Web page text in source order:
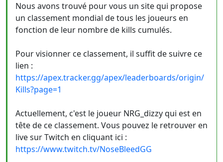
Nous avons trouvé pour vous un site qui propose
un classement mondial de tous les joueurs en
fonction de leur nombre de kills cumulés.
Pour visionner ce classement, il suffit de suivre ce
lien :
https://apex.tracker.gg/apex/leaderboards/origin/
Kills?page=1
Actuellement, c'est le joueur NRG_dizzy qui est en
tête de ce classement. Vous pouvez le retrouver en
live sur Twitch en cliquant ici :
https://www.twitch.tv/NoseBleedGG